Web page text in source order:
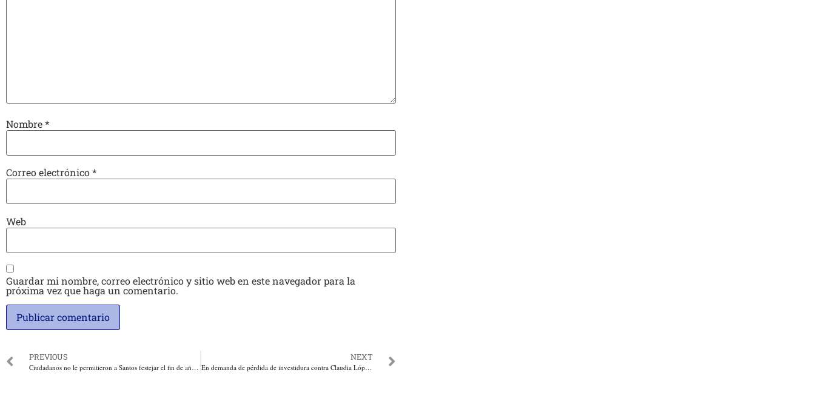
Nombre*
Correo electrónico*
Web
Guardar mi nombre, correo electrónico y sitio web en este navegador para la
próxima vez que haga un comentario.
PREVIOUS
Ciudadanos no le permitieron a Santos festejar el fin de año como quería. Abuchearon a Santos
NEXT
En demanda de pérdida de investidura contra Claudia López, Consejo de Estado ordena pruebas en el Senado. Incluye declaración de su Presidente y Expresidentes